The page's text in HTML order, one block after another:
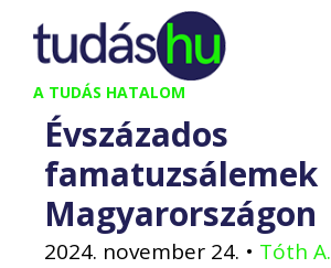
Kilépés
tartalomba
A TUDÁS HATALOM
Évszázados
famatuzsálemek
Magyarországon
2024. november 24. • Tóth A.